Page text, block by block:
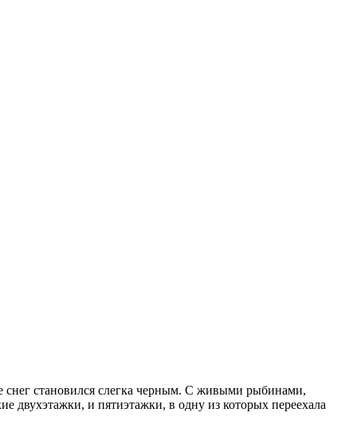
становился слегка черным. С живыми рыбинами,
двухэтажки, и пятиэтажки, в одну из которых переехала